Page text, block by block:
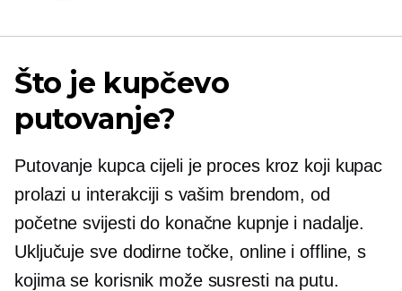
Što je kupčevo
putovanje?
Putovanje kupca cijeli je proces kroz koji kupac
prolazi u interakciji s vašim brendom, od
početne svijesti do konačne kupnje i nadalje.
Uključuje sve dodirne točke, online i offline, s
kojima se korisnik može susresti na putu.